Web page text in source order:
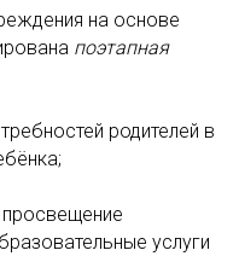
на основе
поэтапная
родителей в
просвещение
услуги